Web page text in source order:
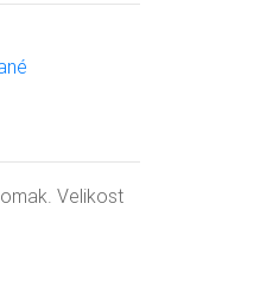
Velikost